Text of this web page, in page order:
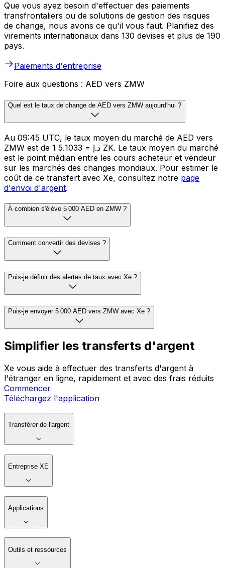
Que vous ayez besoin d'effectuer des paiements
transfrontaliers ou de solutions de gestion des risques
de change, nous avons ce qu'il vous faut. Planifiez des
virements internationaux dans 130 devises et plus de 190
pays.
Paiements d'entreprise
Foire aux questions : AED vers ZMW
Quel est le taux de change de AED vers ZMW aujourd'hui ?
Au 09:45 UTC, le taux moyen du marché de AED vers
ZMW est de 1 د.إ = 5.1033 ZK. Le taux moyen du marché
est le point médian entre les cours acheteur et vendeur
sur les marchés des changes mondiaux. Pour estimer le
coût de ce transfert avec Xe, consultez notre page
d'envoi d'argent.
À combien s'élève 5 000 AED en ZMW ?
Comment convertir des devises ?
Puis-je définir des alertes de taux avec Xe ?
Puis-je envoyer 5 000 AED vers ZMW avec Xe ?
Simplifier les transferts d'argent
Xe vous aide à effectuer des transferts d'argent à
l'étranger en ligne, rapidement et avec des frais réduits
Commencer
Téléchargez l'application
Transférer de l'argent
Entreprise XE
Applications
Outils et ressources